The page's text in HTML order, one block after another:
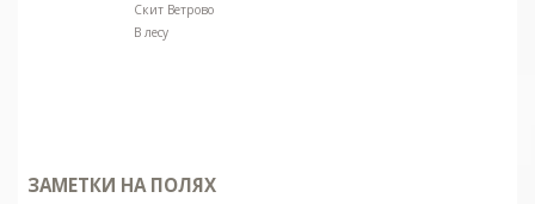
Скит Ветрово
В лесу
ЗАМЕТКИ НА ПОЛЯХ